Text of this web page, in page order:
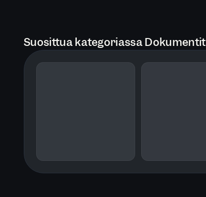
Suosittua kategoriassa Dokumentit